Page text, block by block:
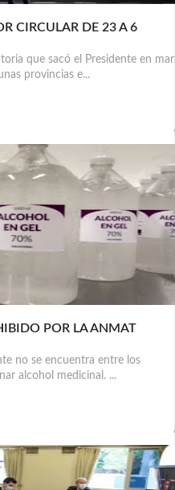
CIRCULAR DE 23 A 6
que sacó el Presidente en
provincias e...
POR LA ANMAT
no se encuentra entre los
alcohol medicinal. ...